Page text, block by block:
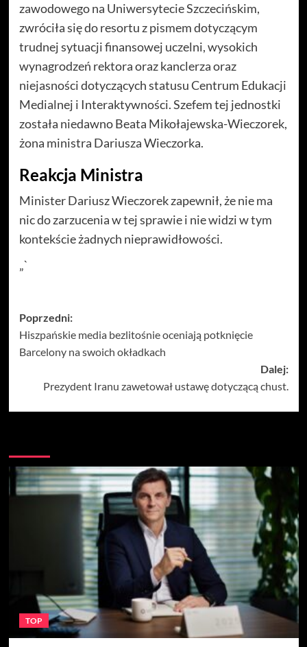
zawodowego na Uniwersytecie Szczecińskim,
zwróciła się do resortu z pismem dotyczącym
trudnej sytuacji finansowej uczelni, wysokich
wynagrodzeń rektora oraz kanclerza oraz
niejasności dotyczących statusu Centrum Edukacji
Medialnej i Interaktywności. Szefem tej jednostki
została niedawno Beata Mikołajewska-Wieczorek,
żona ministra Dariusza Wieczorka.
Reakcja Ministra
Minister Dariusz Wieczorek zapewnił, że nie ma
nic do zarzucenia w tej sprawie i nie widzi w tym
kontekście żadnych nieprawidłowości.
„`
Zobacz
wpisy
Poprzedni:
Hiszpańskie media bezlitośnie oceniają potknięcie
Barcelony na swoich okładkach
Dalej:
Prezydent Iranu zawetował ustawę dotyczącą chust.
TOP